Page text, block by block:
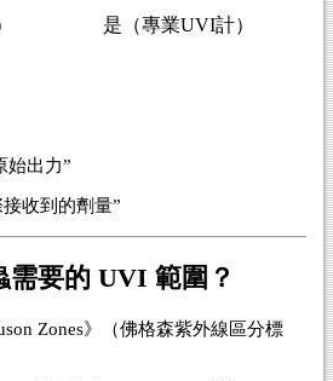
是（專業UVI計）
始出力”
收到的劑量”
需要的 UVI 範圍？
Zones》（佛格森紫外線區分標